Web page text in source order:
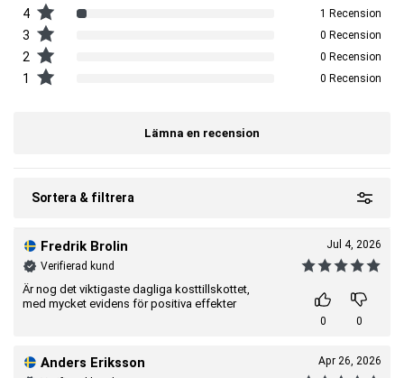
Tillverkare:
4 1 Recension
3 0 Recension
2 0 Recension
1 0 Recension
Lämna en recension
Sortera & filtrera
Fredrik Brolin
Verifierad kund
Är nog det viktigaste dagliga kosttillskottet,
med mycket evidens för positiva effekter
Jul 4, 2026
0 0
Anders Eriksson Apr 26, 2026